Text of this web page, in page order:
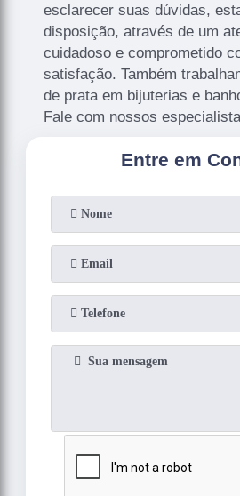
esclarecer suas dúvidas,
disposição, através de um
cuidadoso e comprometido
satisfação. Também
de prata em bijuterias e
Fale com nossos
Entre em